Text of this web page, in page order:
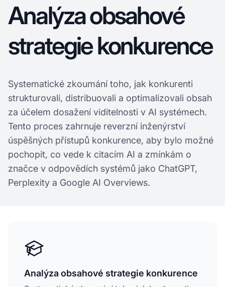
Analýza obsahové
strategie konkurence
Systematické zkoumání toho, jak konkurenti
strukturovali, distribuovali a optimalizovali obsah
za účelem dosažení viditelnosti v AI systémech.
Tento proces zahrnuje reverzní inženýrství
úspěšných přístupů konkurence, aby bylo možné
pochopit, co vede k citacím AI a zmínkám o
značce v odpovědích systémů jako ChatGPT,
Perplexity a Google AI Overviews.
Analýza obsahové strategie konkurence